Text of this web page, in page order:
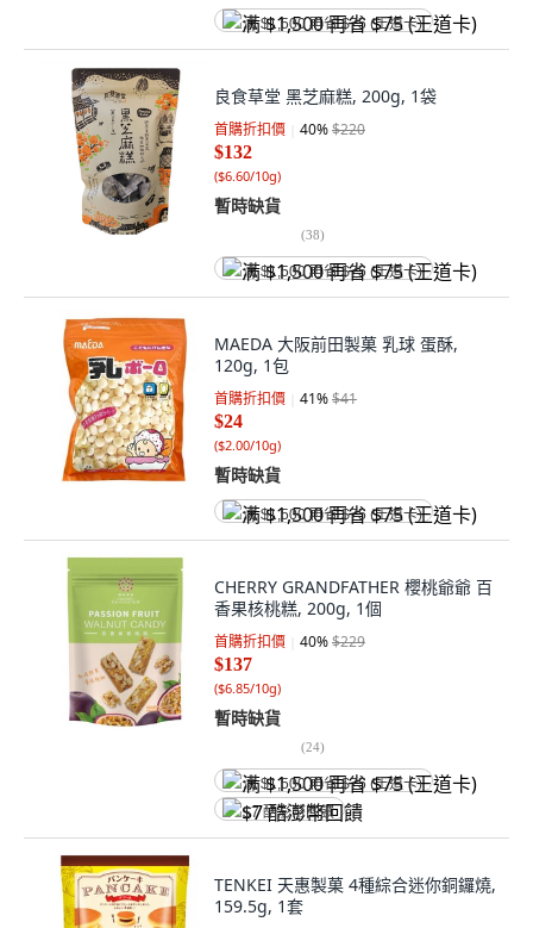
满 $1,500 再省 $75 (王道卡)
良食草堂 黑芝麻糕, 200g, 1袋
首購折扣價 40%$220
$132
($6.60/10g)
暫時缺貨
(38)
满 $1,500 再省 $75 (王道卡)
MAEDA 大阪前田製菓 乳球 蛋酥,
120g, 1包
首購折扣價 41%$41
$24
($2.00/10g)
暫時缺貨
满 $1,500 再省 $75 (王道卡)
CHERRY GRANDFATHER 櫻桃爺爺 百
香果核桃糕, 200g, 1個
首購折扣價 40%$229
$137
($6.85/10g)
暫時缺貨
(24)
满 $1,500 再省 $75 (王道卡)
$7 酷澎幣回饋
TENKEI 天惠製菓 4種綜合迷你銅鑼燒,
159.5g, 1套